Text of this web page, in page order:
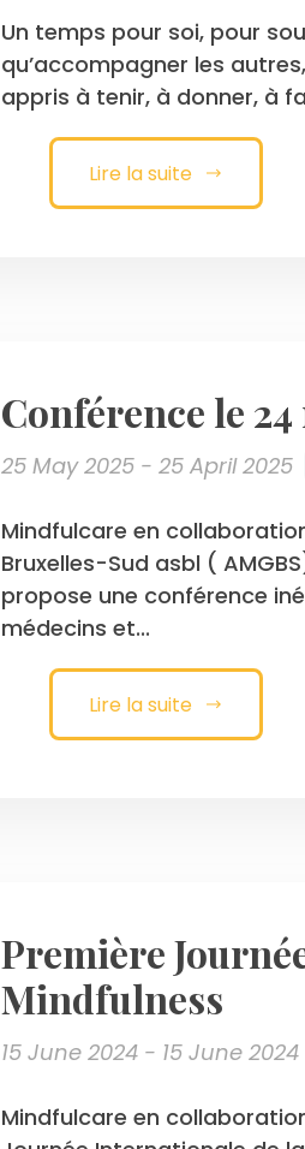
Un temps pour soi, pour
qu’accompagner les
appris à tenir, à donner, à
Lire la suite
Conférence le
25 May 2025 - 25 April 2025
Mindfulcare en
Bruxelles-Sud asbl (
propose une conférence
médecins et...
Lire la suite
Première
Mindfulness
15 June 2024 - 15 June 2024
Mindfulcare en